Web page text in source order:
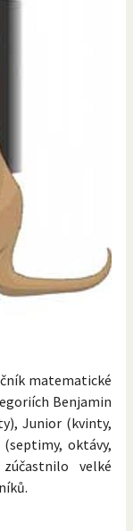
matematické
Benjamin
Junior (kvinty,
oktávy,
velké